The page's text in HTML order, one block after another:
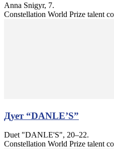
Anna Snigyr, 7.
Constellation World Prize talent
Дует “DANLE’S”
Duet "DANLE'S", 20–22.
Constellation World Prize talent